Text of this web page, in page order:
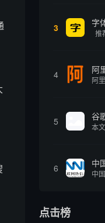
3 字
4 阿
5
6
点击榜